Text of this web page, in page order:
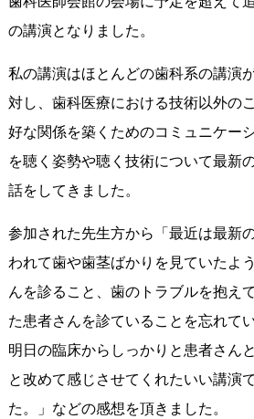
の講演となりました。
私の講演はほとんどの歯科系の講演
対し、歯科医療における技術以外の
好な関係を築くためのコミュニケー
を聴く姿勢や聴く技術について最新
話をしてきました。
参加された先生方から「最近は最新
われて歯や歯茎ばかりを見ていたよ
んを診ること、歯のトラブルを抱え
た患者さんを診ていることを忘れて
明日の臨床からしっかりと患者さん
と改めて感じさせてくれたいい講演
た。」などの感想を頂きました。